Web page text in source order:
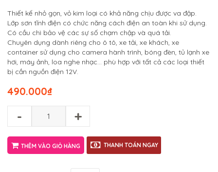
Thiết kế nhỏ gọn, vỏ kim loại có khả năng chịu được va đập.
Lớp sơn tĩnh điện có chức năng cách điện an toàn khi sử dụng.
Có cầu chì bảo vệ các sự số chạm chập và quá tải.
Chuyên dụng dành riêng cho ô tô, xe tải, xe khách, xe
container sử dụng cho camera hành trình, bóng đèn, tủ lạnh xe
hơi, máy ảnh, loa nghe nhạc… phù hợp với tất cả các loại thiết
bị cần nguồn điện 12V.
₫
490.000
- +
THÊM VÀO GIỎ HÀNG THANH TOÁN NGAY